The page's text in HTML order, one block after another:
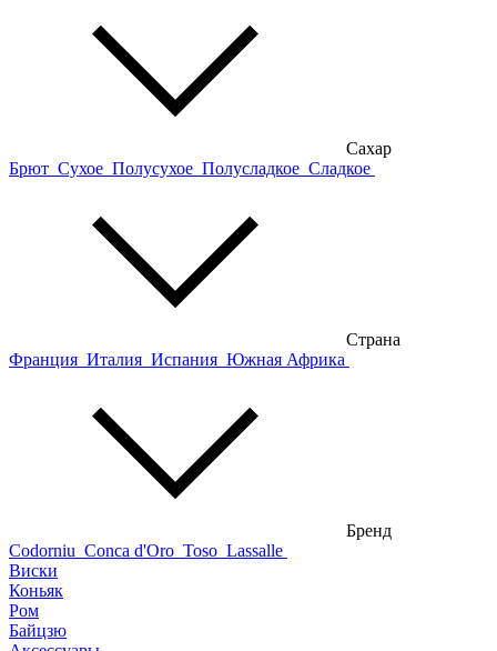
Сахар
Брют Сухое Полусухое Полусладкое Сладкое
Страна
Франция Италия Испания Южная Африка
Бренд
Codorniu Conca d'Oro Toso Lassalle
Виски
Коньяк
Ром
Байцзю